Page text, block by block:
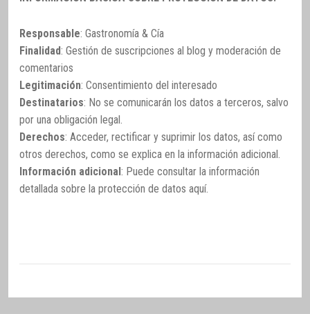
Responsable: Gastronomía & Cía
Finalidad: Gestión de suscripciones al blog y moderación de
comentarios
Legitimación: Consentimiento del interesado
Destinatarios: No se comunicarán los datos a terceros, salvo
por una obligación legal.
Derechos: Acceder, rectificar y suprimir los datos, así como
otros derechos, como se explica en la información adicional.
Información adicional: Puede consultar la información
detallada sobre la protección de datos aquí.